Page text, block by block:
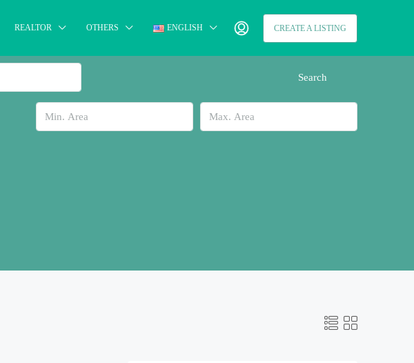
REALTOR OTHERS ENGLISH CREATE A LISTING
Search